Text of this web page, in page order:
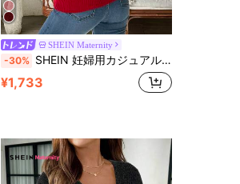
SHEIN Maternity
-30% SHEIN 妊婦用カジュアルソリッドカラーリボン装飾セーター、秋冬
¥1,733